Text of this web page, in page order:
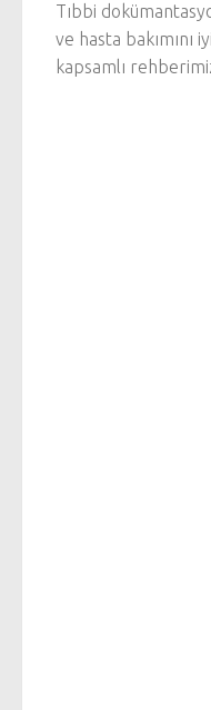
Tıbbi
ve hasta bakımını
kapsamlı